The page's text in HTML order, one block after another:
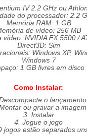
IV 2.2 GHz ou
do processador: 2.2
Memória RAM:1 GB
de vídeo: 256 MB
vídeo: NVIDIA FX 5500 /
Direct3D:Sim
Windows XP,
Windows 7
1 GB livres em disco
Como Instalar:
o lançamento
ou gravar a imagem
3. Instalar
4. Jogue o jogo
jogos estão separados